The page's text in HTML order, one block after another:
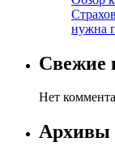
нужна
Свежие
Нет
Архивы